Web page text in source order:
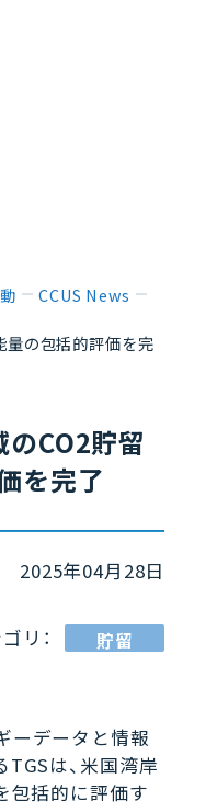
CCUS News
量の包括的評価を完
のCO2貯留
を完了
2025年04月28日
リ： 貯留
ーデータと情報
は、米国湾岸
包括的に評価す